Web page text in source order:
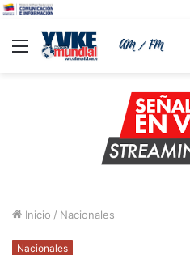
Menu
Inicio / Nacionales
Nacionales